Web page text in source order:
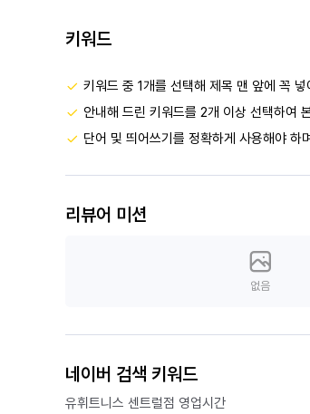
키워드
키워드 중 1개를 선택해 제목 맨 앞에 꼭 넣
안내해 드린 키워드를 2개 이상 선택하여
단어 및 띄어쓰기를 정확하게 사용해야
리뷰어 미션
없음
네이버 검색 키워드
유휘트니스 센트럴점 영업시간